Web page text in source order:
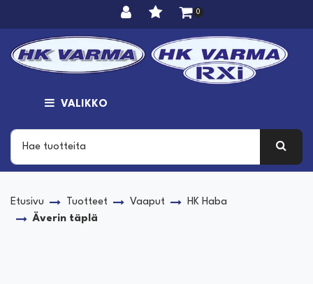
0
VALIKKO
Etusivu Tuotteet Vaaput
HK Haba
Äverin täplä